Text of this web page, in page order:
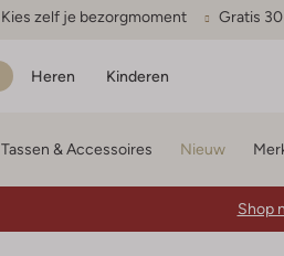
Kies zelf je bezorgmoment Gratis
Heren Kinderen
Tassen & Accessoires Nieuw
Shop